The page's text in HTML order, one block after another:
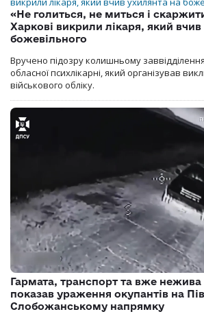
«Не голиться, не миться і
Харкові викрили лікаря, який
божевільного
Вручено підозру колишньому
обласної психлікарні, який організував
військового обліку.
Гармата, транспорт та вже
показав ураження окупантів на
Слобожанському напрямку